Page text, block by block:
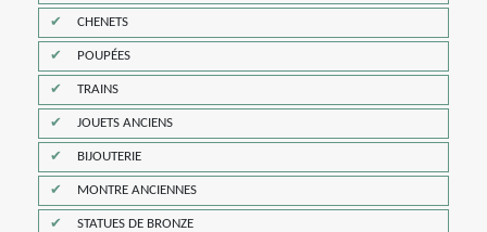
CHENETS
POUPÉES
TRAINS
JOUETS ANCIENS
BIJOUTERIE
MONTRE ANCIENNES
STATUES DE BRONZE